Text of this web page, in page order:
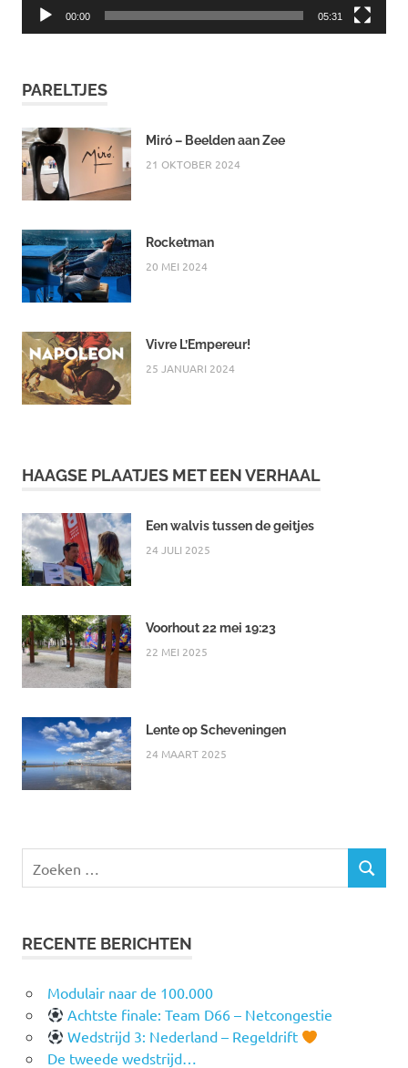
00:00 05:31
PARELTJES
Miró – Beelden aan Zee
21 OKTOBER 2024
Rocketman
20 MEI 2024
Vivre L’Empereur!
25 JANUARI 2024
HAAGSE PLAATJES MET EEN VERHAAL
Een walvis tussen de geitjes
24 JULI 2025
Voorhout 22 mei 19:23
22 MEI 2025
Lente op Scheveningen
24 MAART 2025
naar:
ZOEKEN
RECENTE BERICHTEN
Modulair naar de 100.000
Achtste finale: Team D66 – Netcongestie
Wedstrijd 3: Nederland – Regeldrift
De tweede wedstrijd…